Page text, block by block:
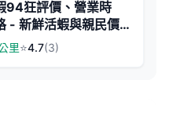
94狂評價、營業時
- 新鮮活蝦與親民價
里⭐4.7(3)